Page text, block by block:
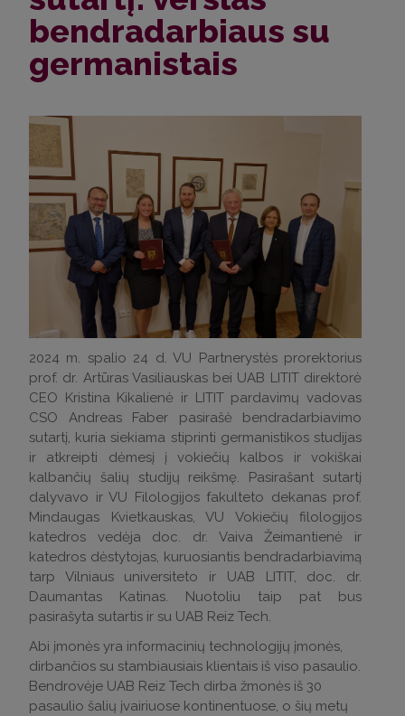
bendradarbiaus su
germanistais
2024 m. spalio 24 d. VU Partnerystės prorektorius
prof. dr. Artūras Vasiliauskas bei UAB LITIT direktorė
CEO Kristina Kikalienė ir LITIT pardavimų vadovas
CSO Andreas Faber pasirašė bendradarbiavimo
sutartį, kuria siekiama stiprinti germanistikos studijas
ir atkreipti dėmesį į vokiečių kalbos ir vokiškai
kalbančių šalių studijų reikšmę. Pasirašant sutartį
dalyvavo ir VU Filologijos fakulteto dekanas prof.
Mindaugas Kvietkauskas, VU Vokiečių filologijos
katedros vedėja doc. dr. Vaiva Žeimantienė ir
katedros dėstytojas, kuruosiantis bendradarbiavimą
tarp Vilniaus universiteto ir UAB LITIT, doc. dr.
Daumantas Katinas. Nuotoliu taip pat bus
pasirašyta sutartis ir su UAB Reiz Tech.
Abi įmonės yra informacinių technologijų įmonės,
dirbančios su stambiausiais klientais iš viso pasaulio.
Bendrovėje UAB Reiz Tech dirba žmonės iš 30
pasaulio šalių įvairiuose kontinentuose, o šių metų